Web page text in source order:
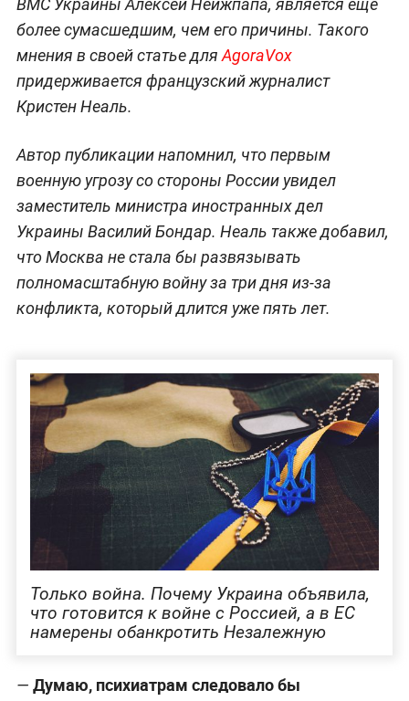
более сумасшедшим, чем его причины. Такого
мнения в своей статье для AgoraVox
придерживается французский журналист
Кристен Неаль.
Автор публикации напомнил, что первым
военную угрозу со стороны России увидел
заместитель министра иностранных дел
Украины Василий Бондар. Неаль также добавил,
что Москва не стала бы развязывать
полномасштабную войну за три дня из-за
конфликта, который длится уже пять лет.
Только война. Почему Украина объявила,
что готовится к войне с Россией, а в ЕС
намерены обанкротить Незалежную
— Думаю, психиатрам следовало бы